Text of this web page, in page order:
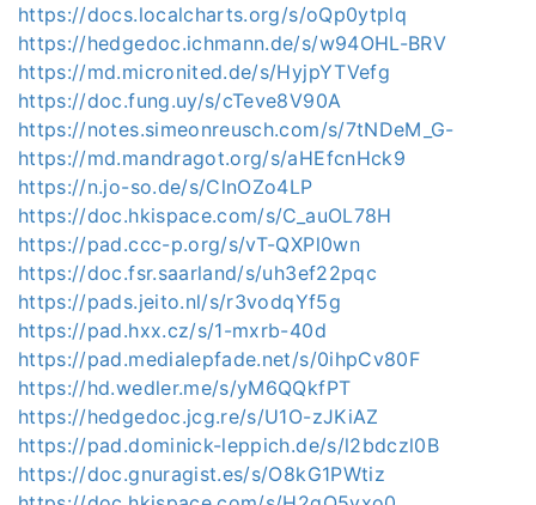
https://docs.localcharts.org/s/oQp0ytplq
https://hedgedoc.ichmann.de/s/w94OHL-BRV
https://md.micronited.de/s/HyjpYTVefg
https://doc.fung.uy/s/cTeve8V90A
https://notes.simeonreusch.com/s/7tNDeM_G-
https://md.mandragot.org/s/aHEfcnHck9
https://n.jo-so.de/s/ClnOZo4LP
https://doc.hkispace.com/s/C_auOL78H
https://pad.ccc-p.org/s/vT-QXPl0wn
https://doc.fsr.saarland/s/uh3ef22pqc
https://pads.jeito.nl/s/r3vodqYf5g
https://pad.hxx.cz/s/1-mxrb-40d
https://pad.medialepfade.net/s/0ihpCv80F
https://hd.wedler.me/s/yM6QQkfPT
https://hedgedoc.jcg.re/s/U1O-zJKiAZ
https://pad.dominick-leppich.de/s/l2bdczl0B
https://doc.gnuragist.es/s/O8kG1PWtiz